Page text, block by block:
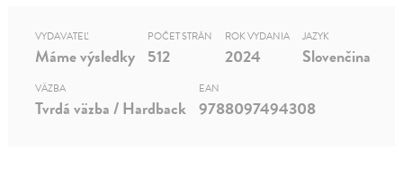
VYDAVATEĽ
Máme výsledky
POČET STRÁN
512
ROK VYDANIA
2024
JAZYK
Slovenčina
VÄZBA
Tvrdá väzba / Hardback
EAN
9788097494308